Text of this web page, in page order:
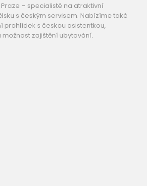
Praze – specialisté na atraktivní
s českým servisem. Nabízíme také
prohlídek s českou asistentkou,
zajištění ubytování.